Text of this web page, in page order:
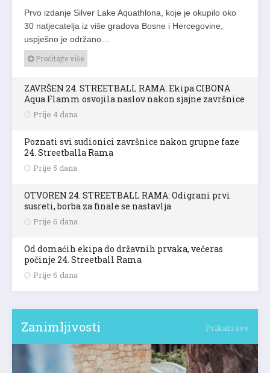
Prvo izdanje Silver Lake Aquathlona, koje je okupilo oko
30 natjecatelja iz više gradova Bosne i Hercegovine,
uspješno je održano…
Pročitajte više
ZAVRŠEN 24. STREETBALL RAMA: Ekipa CIBONA
Aqua Flamm osvojila naslov nakon sjajne završnice
Prije 4 dana
Poznati svi sudionici završnice nakon grupne faze
24. Streetballa Rama
Prije 5 dana
OTVOREN 24. STREETBALL RAMA: Odigrani prvi
susreti, borba za finale se nastavlja
Prije 6 dana
Od domaćih ekipa do državnih prvaka, večeras
počinje 24. Streetball Rama
Prije 6 dana
Zanimljivosti Prikaži sve